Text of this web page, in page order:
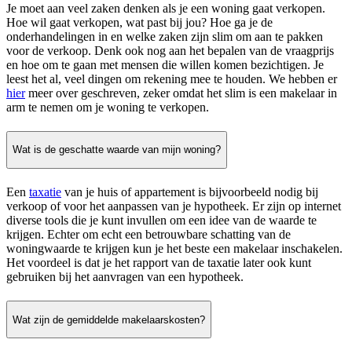
Je moet aan veel zaken denken als je een woning gaat verkopen.
Hoe wil gaat verkopen, wat past bij jou? Hoe ga je de
onderhandelingen in en welke zaken zijn slim om aan te pakken
voor de verkoop. Denk ook nog aan het bepalen van de vraagprijs
en hoe om te gaan met mensen die willen komen bezichtigen. Je
leest het al, veel dingen om rekening mee te houden. We hebben er
hiermeer over geschreven, zeker omdat het slim is een makelaar in
arm te nemen om je woning te verkopen.
Wat is de geschatte waarde van mijn woning?
Een taxatie van je huis of appartement is bijvoorbeeld nodig bij
verkoop of voor het aanpassen van je hypotheek. Er zijn op internet
diverse tools die je kunt invullen om een idee van de waarde te
krijgen. Echter om echt een betrouwbare schatting van de
woningwaarde te krijgen kun je het beste een makelaar inschakelen.
Het voordeel is dat je het rapport van de taxatie later ook kunt
gebruiken bij het aanvragen van een hypotheek.
Wat zijn de gemiddelde makelaarskosten?